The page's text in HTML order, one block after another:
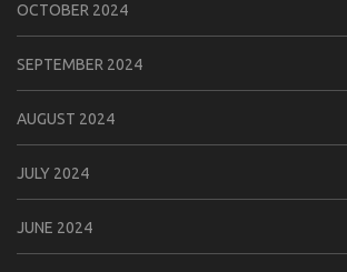
OCTOBER 2024
SEPTEMBER 2024
AUGUST 2024
JULY 2024
JUNE 2024